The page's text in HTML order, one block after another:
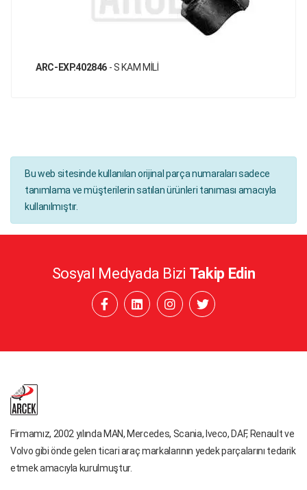
ARC-EXP.402846 - S KAM MİLİ
Bu web sitesinde kullanılan orijinal parça numaraları sadece
tanımlama ve müşterilerin satılan ürünleri tanıması amacıyla
kullanılmıştır.
Sosyal Medyada Bizi Takip Edin
Firmamız, 2002 yılında MAN, Mercedes, Scania, Iveco, DAF, Renault ve
Volvo gibi önde gelen ticari araç markalarının yedek parçalarını tedarik
etmek amacıyla kurulmuştur.